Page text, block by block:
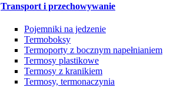
Transport i przechowywanie
Pojemniki na jedzenie
Termoboksy
Termoporty z bocznym napełnianiem
Termosy plastikowe
Termosy z kranikiem
Termosy, termonaczynia